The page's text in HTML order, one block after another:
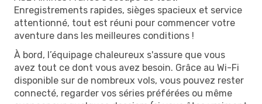
Enregistrements rapides, sièges spacieux et service
attentionné, tout est réuni pour commencer votre
aventure dans les meilleures conditions !
À bord, l’équipage chaleureux s'assure que vous
avez tout ce dont vous avez besoin. Grâce au Wi-Fi
disponible sur de nombreux vols, vous pouvez rester
connecté, regarder vos séries préférées ou même